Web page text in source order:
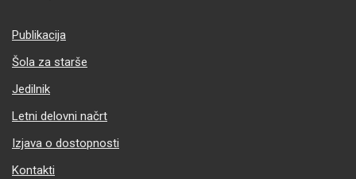
Publikacija
Šola za starše
Jedilnik
Letni delovni načrt
Izjava o dostopnosti
Kontakti